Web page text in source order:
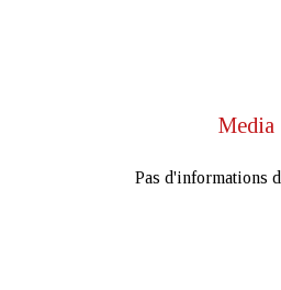
Media
Pas d'informations